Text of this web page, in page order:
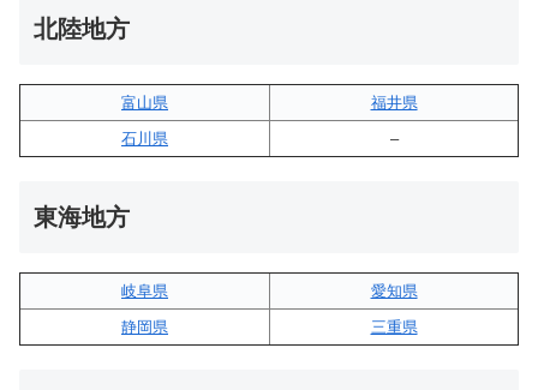
北陸地方
富山県
福井県
石川県
–
東海地方
岐阜県
愛知県
静岡県
三重県